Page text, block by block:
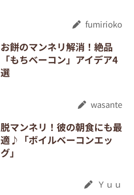
fumirioko
お餅のマンネリ解消！絶品
「もちベーコン」アイデア4
選
wasante
脱マンネリ！彼の朝食にも最
適♪「ボイルベーコンエッ
グ」
Ｙｕｕ